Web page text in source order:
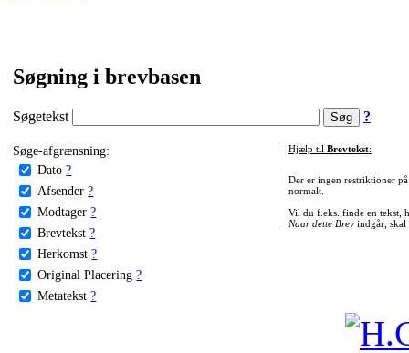
Søgning i brevbasen
Søgetekst ?
Søge-afgrænsning:
Dato ?
Afsender ?
Modtager ?
Brevtekst ?
Herkomst ?
Original Placering ?
Metatekst ?
Hjælp til Brevtekst:
Der er ingen restriktioner
normalt.
Vil du f.eks. finde en tekst,
Naar dette Brevindgår, skal